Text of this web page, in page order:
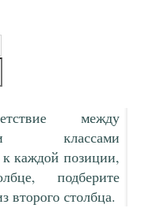
между
и классами
каждой позиции,
подберите
второго столбца.